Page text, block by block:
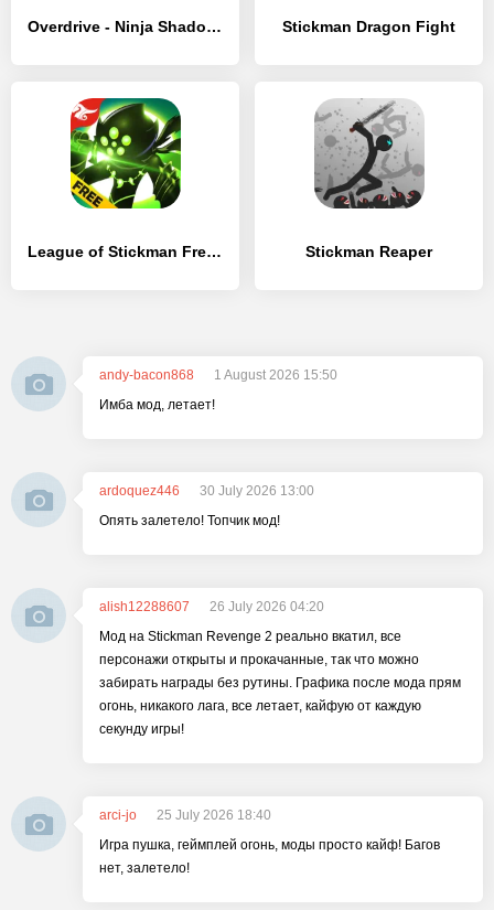
Overdrive - Ninja Shadow Revenge Stickman Dragon Fight
League of Stickman Free – Shadow legends (Dreamsky) Stickman Reaper
andy-bacon868
1 August 2026 15:50
Имба мод, летает!
ardoquez446
30 July 2026 13:00
Опять залетело! Топчик мод!
alish12288607
26 July 2026 04:20
Мод на Stickman Revenge 2 реально вкатил, все
персонажи открыты и прокачанные, так что можно
забирать награды без рутины. Графика после мода прям
огонь, никакого лага, все летает, кайфую от каждую
секунду игры!
arci-jo
25 July 2026 18:40
Игра пушка, геймплей огонь, моды просто кайф! Багов
нет, залетело!